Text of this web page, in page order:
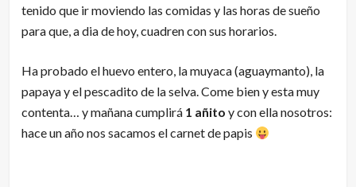
tenido que ir moviendo las comidas y las horas de sueño
para que, a dia de hoy, cuadren con sus horarios.
Ha probado el huevo entero, la muyaca (aguaymanto), la
papaya y el pescadito de la selva. Come bien y esta muy
contenta… y mañana cumplirá 1 añito y con ella nosotros:
hace un año nos sacamos el carnet de papis